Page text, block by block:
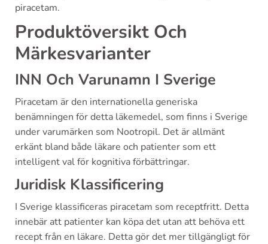
piracetam.
Produktöversikt Och
Märkesvarianter
INN Och Varunamn I Sverige
Piracetam är den internationella generiska
benämningen för detta läkemedel, som finns i Sverige
under varumärken som Nootropil. Det är allmänt
erkänt bland både läkare och patienter som ett
intelligent val för kognitiva förbättringar.
Juridisk Klassificering
I Sverige klassificeras piracetam som receptfritt. Detta
innebär att patienter kan köpa det utan att behöva ett
recept från en läkare. Detta gör det mer tillgängligt för